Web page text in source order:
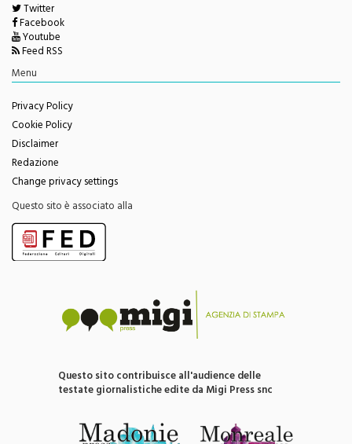
Twitter
Facebook
Youtube
Feed RSS
Menu
Privacy Policy
Cookie Policy
Disclaimer
Redazione
Change privacy settings
Questo sito è associato alla
Questo sito contribuisce all'audience delle
testate giornalistiche edite da Migi Press snc